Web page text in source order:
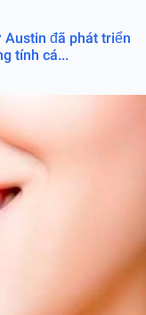
Austin đã phát triển
tính cá...